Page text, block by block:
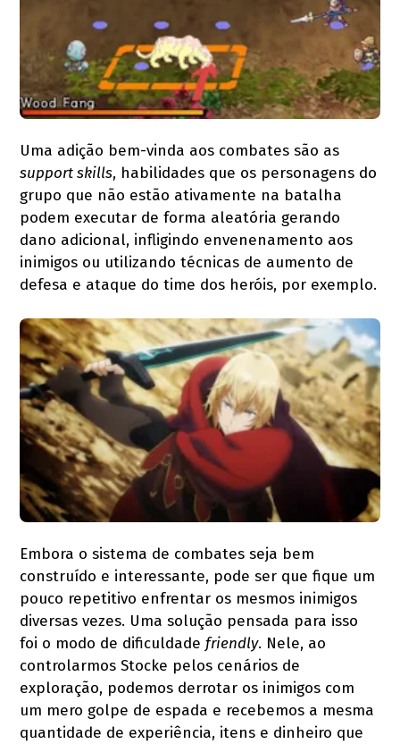
Uma adição bem-vinda aos combates são as
support skills, habilidades que os personagens do
grupo que não estão ativamente na batalha
podem executar de forma aleatória gerando
dano adicional, infligindo envenenamento aos
inimigos ou utilizando técnicas de aumento de
defesa e ataque do time dos heróis, por exemplo.
Embora o sistema de combates seja bem
construído e interessante, pode ser que fique um
pouco repetitivo enfrentar os mesmos inimigos
diversas vezes. Uma solução pensada para isso
foi o modo de dificuldadefriendly. Nele, ao
controlarmos Stocke pelos cenários de
exploração, podemos derrotar os inimigos com
um mero golpe de espada e recebemos a mesma
quantidade de experiência, itens e dinheiro que